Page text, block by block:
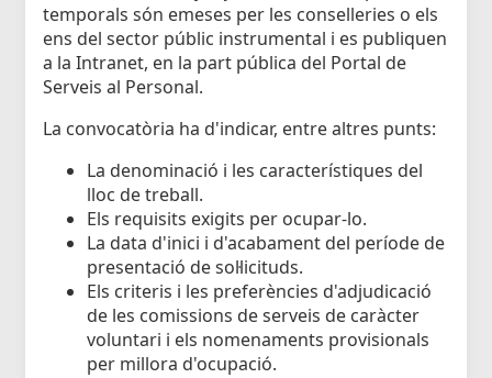
temporals són emeses per les conselleries o els
ens del sector públic instrumental i es publiquen
a la Intranet, en la part pública del Portal de
Serveis al Personal.
La convocatòria ha d'indicar, entre altres punts:
La denominació i les característiques del
lloc de treball.
Els requisits exigits per ocupar-lo.
La data d'inici i d'acabament del període de
presentació de sol·licituds.
Els criteris i les preferències d'adjudicació
de les comissions de serveis de caràcter
voluntari i els nomenaments provisionals
per millora d'ocupació.